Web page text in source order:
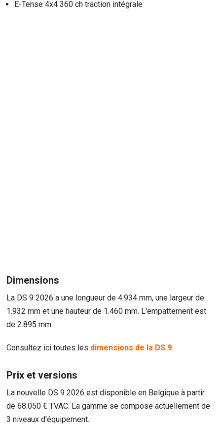
E-Tense 4x4 360 ch traction intégrale
Dimensions
La DS 9 2026 a une longueur de 4.934 mm, une largeur de
1.932 mm et une hauteur de 1.460 mm. L'empattement est
de 2.895 mm.
Consultez ici toutes les dimensions de la DS 9.
Prix et versions
La nouvelle DS 9 2026 est disponible en Belgique à partir
de 68.050 € TVAC. La gamme se compose actuellement de
3 niveaux d'équipement.